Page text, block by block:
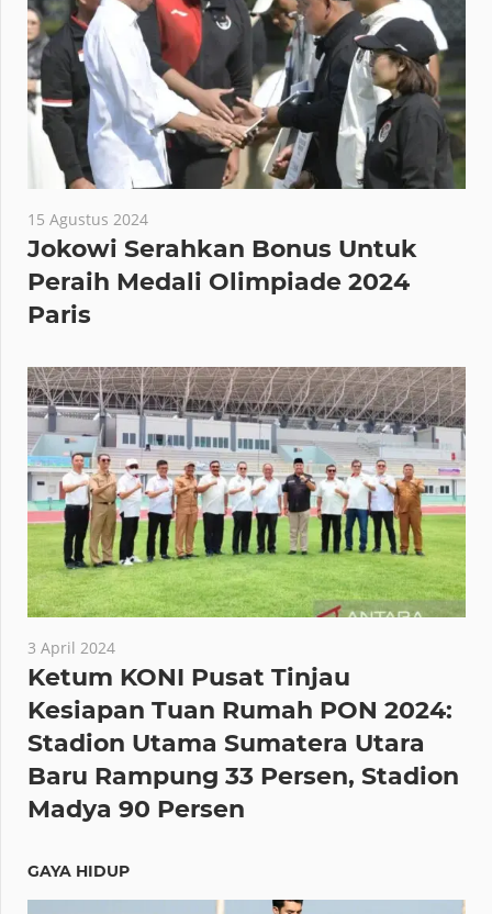
15 Agustus 2024
Jokowi Serahkan Bonus Untuk
Peraih Medali Olimpiade 2024
Paris
3 April 2024
Ketum KONI Pusat Tinjau
Kesiapan Tuan Rumah PON 2024:
Stadion Utama Sumatera Utara
Baru Rampung 33 Persen, Stadion
Madya 90 Persen
GAYA HIDUP